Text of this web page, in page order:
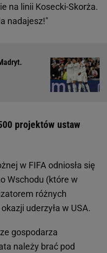
na linii Kosecki-Skorża.
nadajesz!"
projektów ustaw
w FIFA odniosła się
Wschodu (które w
różnych
uderzyła w USA.
gospodarza
należy brać pod